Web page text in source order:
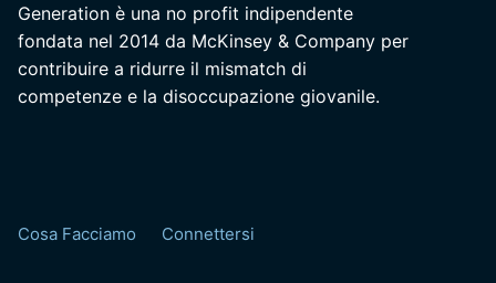
Generation è una no profit indipendente
fondata nel 2014 da McKinsey & Company per
contribuire a ridurre il mismatch di
competenze e la disoccupazione giovanile.
Cosa Facciamo Connettersi